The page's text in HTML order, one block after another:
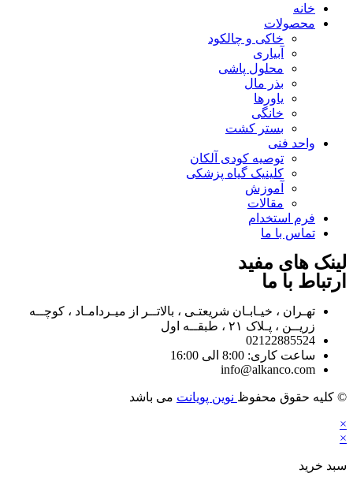
خانه
محصولات
خاکی و چالکود
آبیاری
محلول پاشی
بذر مال
یاورها
خانگی
بستر کشت
واحد فنی
توصیه کودی آلکان
کلینیک گیاه پزشکی
آموزش
مقالات
فرم استخدام
تماس با ما
لینک های مفید
ارتباط با ما
تهـران ، خیـابـان شریعتـی ، بالاتــر از میـردامـاد ، کوچــه
زریــن ، پـلاک ۲۱ ، طبقــه اول
02122885524
ساعت کاری: 8:00 الی 16:00
info@alkanco.com
© کلیه حقوق محفوظ نوین پویانت می باشد
×
×
سبد خرید